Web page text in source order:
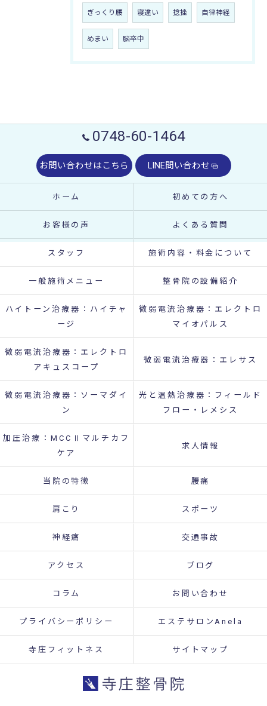
ぎっくり腰 寝違い 捻挫 自律神経
めまい 脳卒中
0748-60-1464
お問い合わせはこちら LINE問い合わせ
ホーム 初めての方へ
お客様の声 よくある質問
スタッフ 施術内容・料金について
一般施術メニュー 整骨院の設備紹介
ハイトーン治療器：ハイチャ
ージ
微弱電流治療器：エレクトロ
マイオパルス
微弱電流治療器：エレクトロ
アキュスコープ
微弱電流治療器：エレサス
微弱電流治療器：ソーマダイ
ン
光と温熱治療器：フィールド
フロー・レメシス
加圧治療：MCCⅡマルチカフ
ケア
求人情報
当院の特徴 腰痛
肩こり スポーツ
神経痛 交通事故
アクセス ブログ
コラム お問い合わせ
プライバシーポリシー エステサロンAnela
寺庄フィットネス サイトマップ